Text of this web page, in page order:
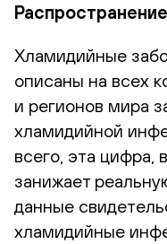
Распространение
Хламидийные
описаны на всех
и регионов мира
хламидийной
всего, эта цифра,
занижает
данные
хламидийные